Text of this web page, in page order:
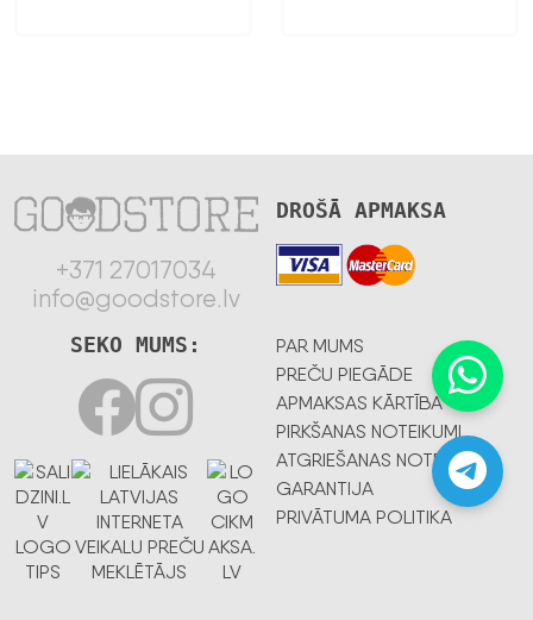
+371 27017034
info@goodstore.lv
DROŠĀ APMAKSA
PAR MUMS
PREČU PIEGĀDE
APMAKSAS KĀRTĪBA
PIRKŠANAS NOTEIKUMI
ATGRIEŠANAS NOTEIKUMI
GARANTIJA
PRIVĀTUMA POLITIKA
SEKO MUMS: